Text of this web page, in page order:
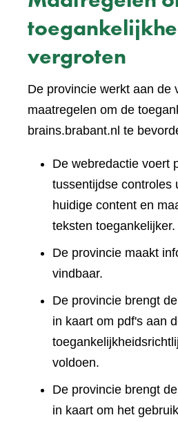
vergroten
De provincie werkt aan de
maatregelen om de
brains.brabant.nl te
De webredactie voert
tussentijdse controles
huidige content en
teksten toegankelijker.
De provincie maakt
vindbaar.
De provincie brengt
in kaart om pdf's aan
voldoen.
De provincie brengt
in kaart om het